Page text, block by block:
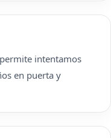
intentamos
en puerta y